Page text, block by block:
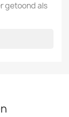
getoond als